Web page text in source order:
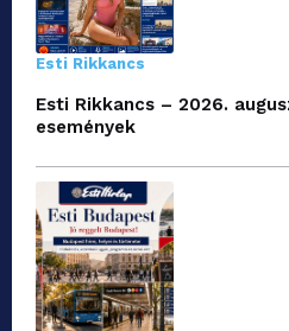
Esti Rikkancs
Esti Rikkancs – 2026.
események